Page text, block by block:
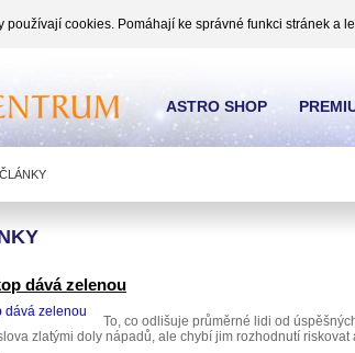
používají cookies. Pomáhají ke správné funkci stránek
dává zelenou
To, co odlišuje průměrné lidi od
zlatými doly nápadů, ale chybí jim rozhodnutí riskovat
ASTRO SHOP